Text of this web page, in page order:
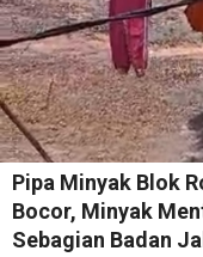
Pipa Minyak Blok
Bocor, Minyak
Sebagian Badan